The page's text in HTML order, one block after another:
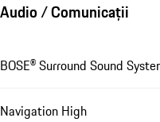
Audio / Comunicații
BOSE® Surround Sound
Navigation High